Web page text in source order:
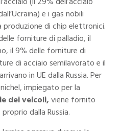
e i gas nobili
di chip elettronici.
forniture di palladio, il
il 9% delle forniture di
di acciaio semilavorato e il
in UE dalla Russia. Per
impiegato per la
dei veicoli,viene fornito
dalla Russia.